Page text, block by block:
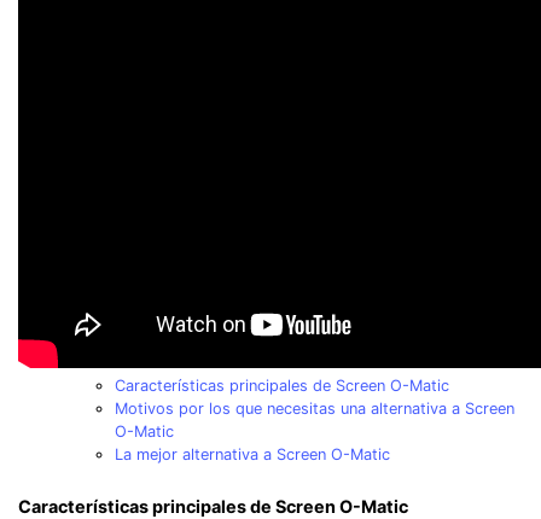
Características principales de Screen O-Matic
Motivos por los que necesitas una alternativa a Screen
O-Matic
La mejor alternativa a Screen O-Matic
Características principales de Screen O-Matic